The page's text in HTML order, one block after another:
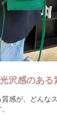
沢感のある
感が、どんな